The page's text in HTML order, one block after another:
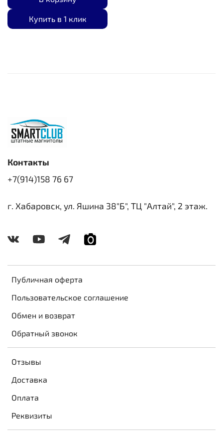
Купить в 1 клик
Публичная оферта
Пользовательское соглашение
Обмен и возврат
Обратный звонок
Отзывы
Доставка
Оплата
Реквизиты
Контакты
+7(914)158 76 67
г. Хабаровск, ул. Яшина 38"Б", ТЦ "Алтай", 2 этаж.